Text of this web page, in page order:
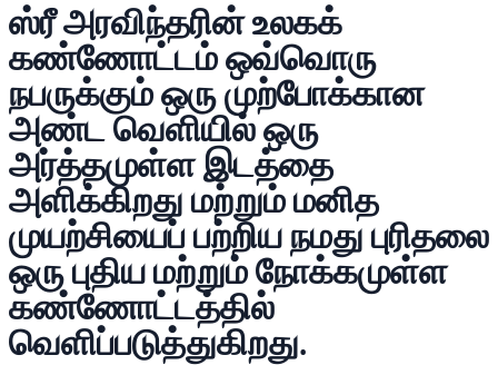
ஸ்ரீ அரவிந்தரின் உலகக்
கண்ணோட்டம் ஒவ்வொரு
நபருக்கும் ஒரு முற்போக்கான
அண்ட வெளியில் ஒரு
அர்த்தமுள்ள இடத்தை
அளிக்கிறது மற்றும் மனித
முயற்சியைப் பற்றிய நமது புரிதலை
ஒரு புதிய மற்றும் நோக்கமுள்ள
கண்ணோட்டத்தில்
வெளிப்படுத்துகிறது.